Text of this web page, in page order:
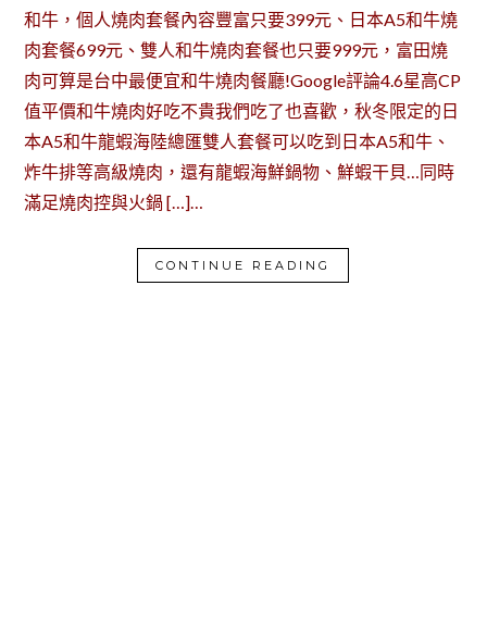
和牛，個人燒肉套餐內容豐富只要399元、日本A5和牛燒
肉套餐699元、雙人和牛燒肉套餐也只要999元，富田燒
肉可算是台中最便宜和牛燒肉餐廳!Google評論4.6星高CP
值平價和牛燒肉好吃不貴我們吃了也喜歡，秋冬限定的日
本A5和牛龍蝦海陸總匯雙人套餐可以吃到日本A5和牛、
炸牛排等高級燒肉，還有龍蝦海鮮鍋物、鮮蝦干貝…同時
滿足燒肉控與火鍋 […]…
CONTINUE READING